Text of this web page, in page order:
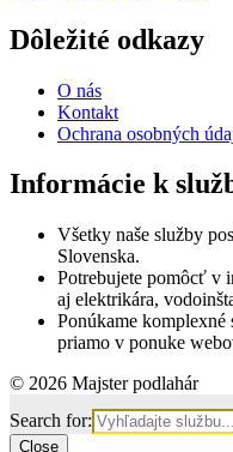
Dôležité odkazy
O nás
Kontakt
Ochrana osobných
Informácie k
Všetky naše služby
Slovenska.
Potrebujete pomôcť v
aj elektrikára,
Ponúkame komplexné
priamo v ponuke
© 2026 Majster podlahár
Search for:
Close